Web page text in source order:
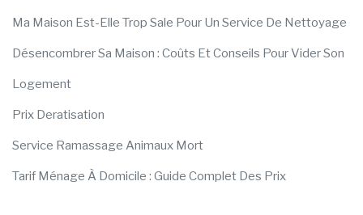
Ma Maison Est-Elle Trop Sale Pour Un Service De Nettoyage
Désencombrer Sa Maison : Coûts Et Conseils Pour Vider Son
Logement
Prix Deratisation
Service Ramassage Animaux Mort
Tarif Ménage À Domicile : Guide Complet Des Prix